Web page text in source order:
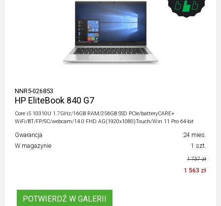
NNR5-026853
HP EliteBook 840 G7
Core i5 10310U 1.7GHz/16GB RAM/256GB SSD PCIe/batteryCARE+
WiFi/BT/FP/SC/webcam/14.0 FHD AG(1920x1080)Touch/Win 11 Pro 64-bit
Gwarancja
24 mies.
W magazynie
1 szt.
1 737 zł
1 563 zł
POTWIERDŹ W GALERII